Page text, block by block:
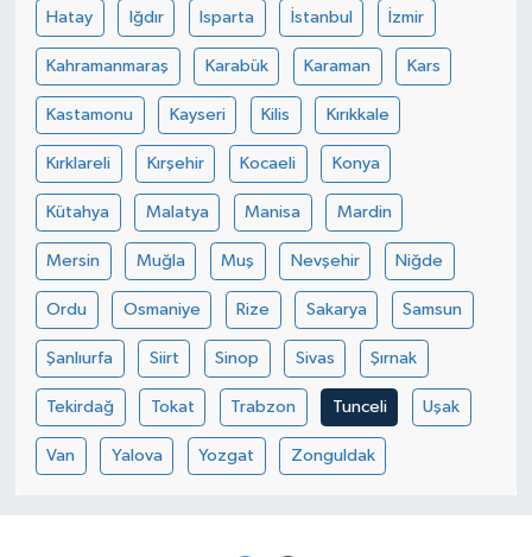
Hatay Iğdır Isparta İstanbul İzmir
Kahramanmaraş Karabük Karaman Kars
Kastamonu Kayseri Kilis Kırıkkale
Kırklareli Kırşehir Kocaeli Konya
Kütahya Malatya Manisa Mardin
Mersin Muğla Muş Nevşehir Niğde
Ordu Osmaniye Rize Sakarya Samsun
Şanlıurfa Siirt Sinop Sivas Şırnak
Tekirdağ Tokat Trabzon Tunceli Uşak
Van Yalova Yozgat Zonguldak